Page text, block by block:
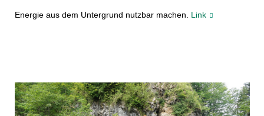
Energie aus dem Untergrund nutzbar machen. Link